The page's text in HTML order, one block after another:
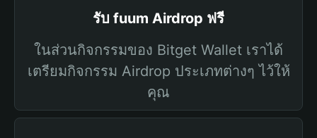
รับ fuum Airdrop ฟรี
ในส่วนกิจกรรมของ Bitget Wallet เราได้
เตรียมกิจกรรม Airdrop ประเภทต่างๆ ไว้ให้
คุณ